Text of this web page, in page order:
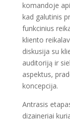
komandoje
kad galutinis
funkcinius
kliento
diskusija su
auditoriją ir
aspektus,
koncepcija.
Antrasis
dizaineriai